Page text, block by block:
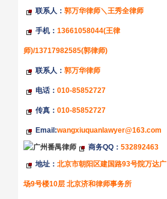
联系人： 郭万华律师＼王秀全律师
手机： 13661058044(王律
师)/13717982585(郭律师)
联系人： 郭万华律师
电话： 010-85852727
传真： 010-85852727
Email:wangxiuquanlawyer@163.com
商务QQ： 532892463
地址： 北京市朝阳区建国路93号院万达广
场9号楼10层 北京济和律师事务所